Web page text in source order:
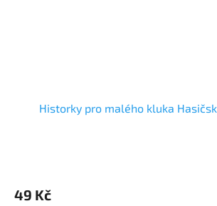
Historky pro malého kluka
49 Kč